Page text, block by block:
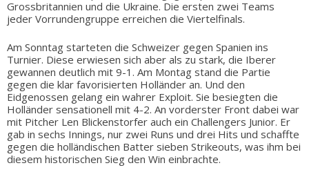
Grossbritannien und die Ukraine. Die ersten zwei Teams
jeder Vorrundengruppe erreichen die Viertelfinals.
Am Sonntag starteten die Schweizer gegen Spanien ins
Turnier. Diese erwiesen sich aber als zu stark, die Iberer
gewannen deutlich mit 9-1. Am Montag stand die Partie
gegen die klar favorisierten Holländer an. Und den
Eidgenossen gelang ein wahrer Exploit. Sie besiegten die
Holländer sensationell mit 4-2. An vorderster Front dabei war
mit Pitcher Len Blickenstorfer auch ein Challengers Junior. Er
gab in sechs Innings, nur zwei Runs und drei Hits und schaffte
gegen die holländischen Batter sieben Strikeouts, was ihm bei
diesem historischen Sieg den Win einbrachte.